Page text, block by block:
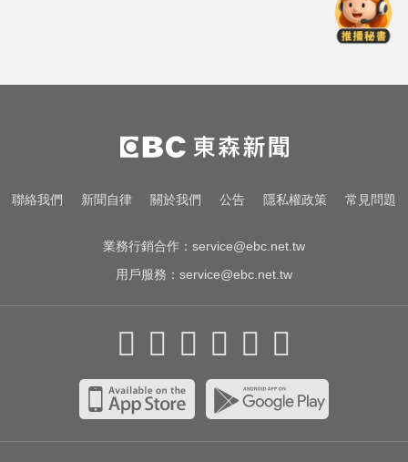
權並禁生育旅遊
台股跌170點失守季線 6檔列處置股
下周採新制
愛玩車／這輛迷你電動車超勇 拖曳
聯絡我們 新聞自律 關於我們 公告 隱私權政策 常見問題
業務行銷合作： service@ebc.net.tw
用戶服務： service@ebc.net.tw